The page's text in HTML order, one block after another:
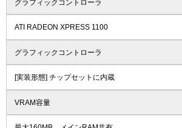
グラフィックコントローラ
ATI RADEON XPRESS 1100
グラフィックコントローラ
[実装形態] チップセットに内蔵
VRAM容量